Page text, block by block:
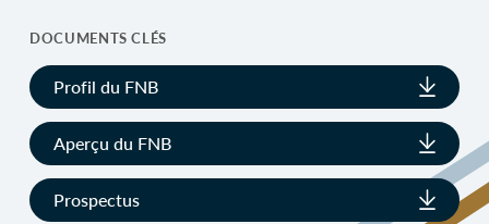
DOCUMENTS CLÉS
Profil du FNB
Aperçu du FNB
Prospectus